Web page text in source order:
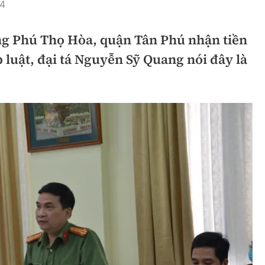
Hàng hải
Đường sắt đô thị
Mời thầu - Đấu thầu
Thi viết về Ngành
thông
Thể thao
Bóng đá
Công nghệ
Công nghệ mới
Phú Thọ Hòa, quận Tân Phú nhận tiền
đại tá Nguyễn Sỹ Quang nói đây là